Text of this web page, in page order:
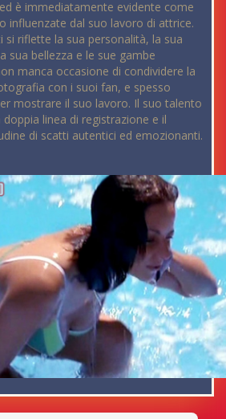
è immediatamente evidente come
influenzate dal suo lavoro di attrice.
si riflette la sua personalità, la sua
sua bellezza e le sue gambe
manca occasione di condividere la
con i suoi fan, e spesso
mostrare il suo lavoro. Il suo talento
linea di registrazione e il
di scatti autentici ed emozionanti.